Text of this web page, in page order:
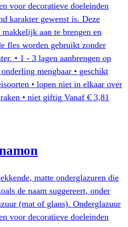
voor decoratieve doeleinden
karakter gewenst is. Deze
aan te brengen en
fles worden gebruikt zonder
• 1 - 3 lagen aanbrengen op
mengbaar • geschikt
• lopen niet in elkaar over
• niet giftig Vanaf € 3,81
matte onderglazuren die
de naam suggereert, onder
(mat of glans). Onderglazuur
voor decoratieve doeleinden